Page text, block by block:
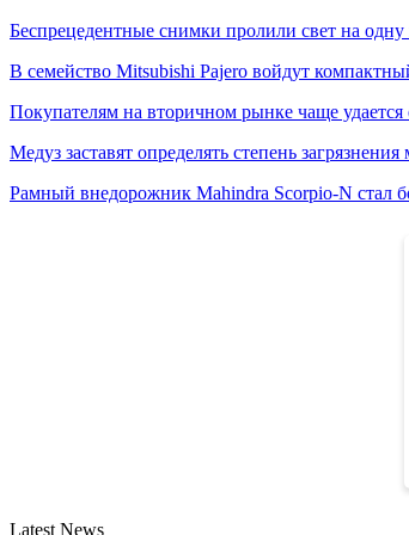
Беспрецедентные снимки пролили свет на
В семейство Mitsubishi Pajero войдут
Покупателям на вторичном рынке чаще
Медуз заставят определять степень
Рамный внедорожник Mahindra Scorpio-N стал
Latest News